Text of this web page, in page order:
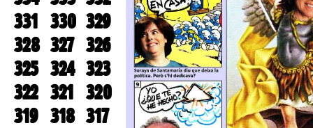
331 330 329
328 327 326
325 324 323
322 321 320
319 318 317